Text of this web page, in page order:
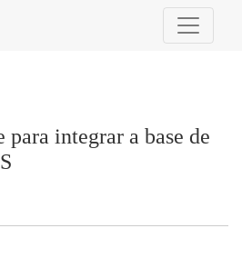
a base de dados da
para integrar a base de